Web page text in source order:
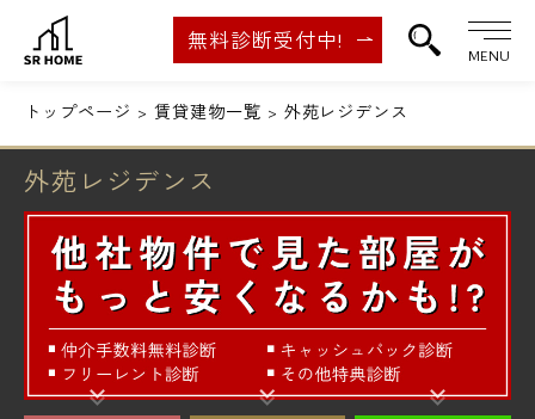
無料診断受付中!
MENU
トップページ 賃貸建物一覧 外苑レジデンス
外苑レジデンス